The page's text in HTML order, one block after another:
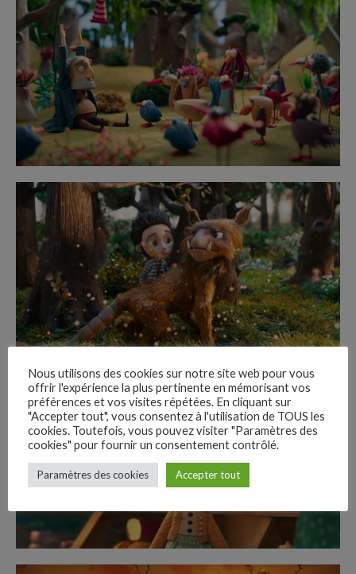
Follow Us
Nous utilisons des cookies sur notre site web pour vous
offrir l'expérience la plus pertinente en mémorisant vos
préférences et vos visites répétées. En cliquant sur
"Accepter tout", vous consentez à l'utilisation de TOUS les
cookies. Toutefois, vous pouvez visiter "Paramètres des
cookies" pour fournir un consentement contrôlé.
Paramètres des cookies Accepter tout